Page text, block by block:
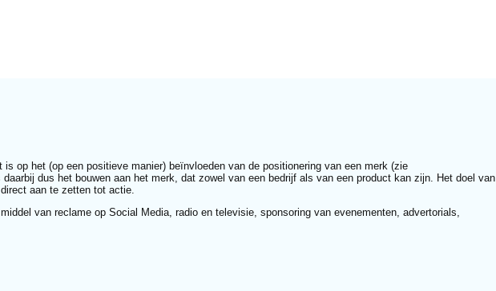
op het (op een positieve manier) beïnvloeden van de positionering van een merk (zie
daarbij dus het bouwen aan het merk, dat zowel van een bedrijf als van een product kan zijn. Het doel van
aan te zetten tot actie.
van reclame op Social Media, radio en televisie, sponsoring van evenementen, advertorials,